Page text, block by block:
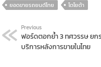
ยอดขายรถยนต์ไทย
โตโยต้า
Previous
ฟอร์ดตอกย้ำ 3 ทศวรรษ ยก
บริการหลังการขายในไทย